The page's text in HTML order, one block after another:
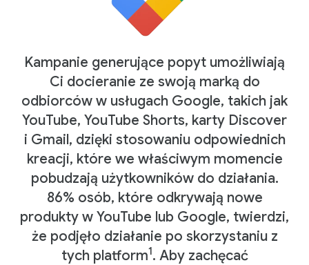
Kampanie generujące popyt umożliwiają
Ci docieranie ze swoją marką do
odbiorców w usługach Google, takich jak
YouTube, YouTube Shorts, karty Discover
i Gmail, dzięki stosowaniu odpowiednich
kreacji, które we właściwym momencie
pobudzają użytkowników do działania.
86% osób, które odkrywają nowe
produkty w YouTube lub Google, twierdzi,
że podjęło działanie po skorzystaniu z
tych platform1. Aby zachęcać